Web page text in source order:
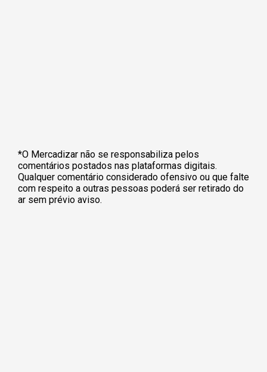
*O Mercadizar não se responsabiliza pelos
comentários postados nas plataformas digitais.
Qualquer comentário considerado ofensivo ou que falte
com respeito a outras pessoas poderá ser retirado do
ar sem prévio aviso.